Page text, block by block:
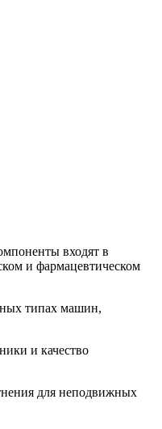
входят в
и фармацевтическом
типах машин,
и качество
для неподвижных